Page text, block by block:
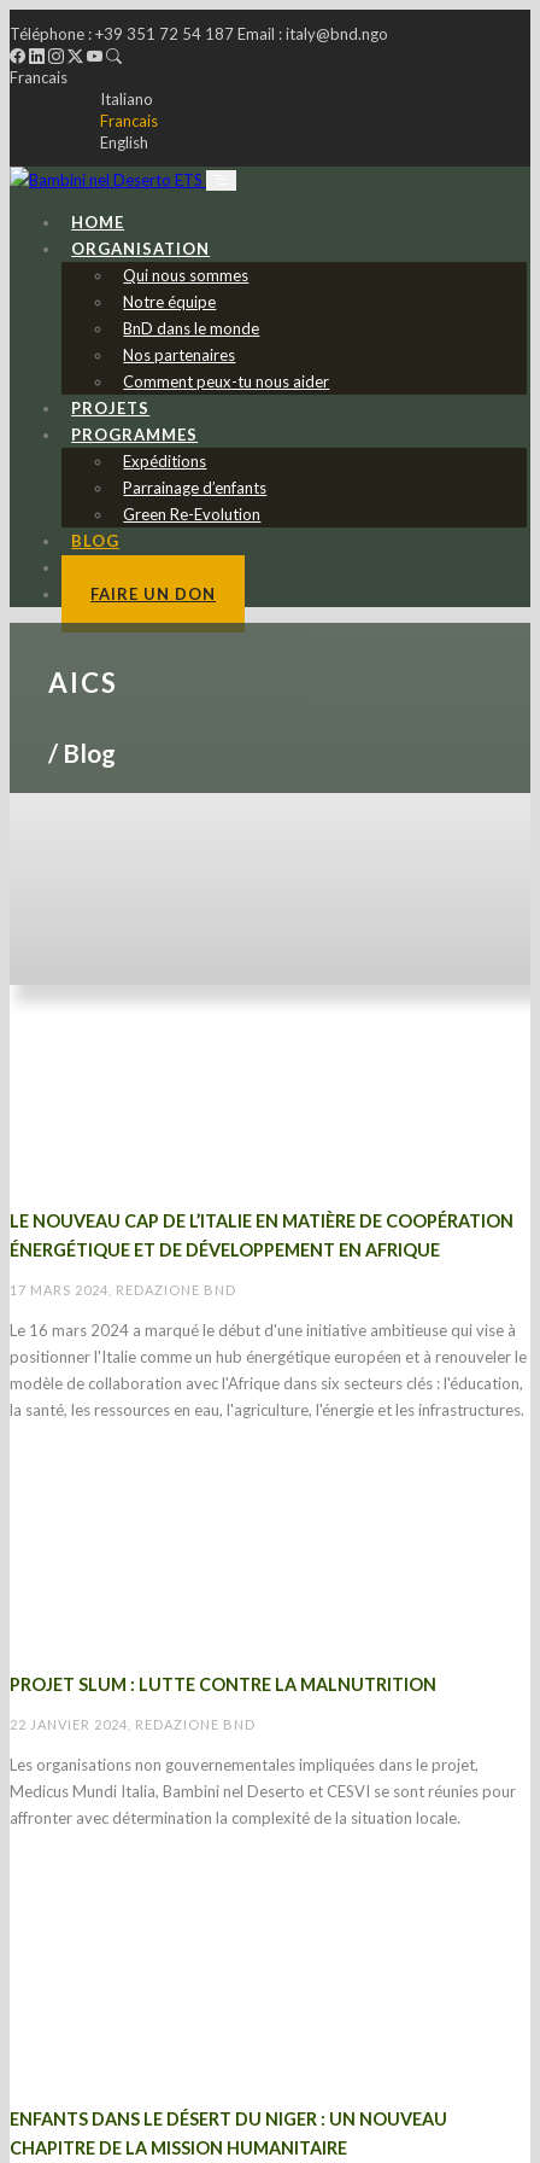
Téléphone :+39 351 72 54 187Email :italy@bnd.ngo
Francais
Italiano
Francais
English
HOME
ORGANISATION
Qui nous sommes
Notre équipe
BnD dans le monde
Nos partenaires
Comment peux-tu nous aider
PROJETS
PROGRAMMES
Expéditions
Parrainage d’enfants
Green Re-Evolution
BLOG
FAIRE UN DON
AICS
/ Blog
LE NOUVEAU CAP DE L’ITALIE EN MATIÈRE DE COOPÉRATION
ÉNERGÉTIQUE ET DE DÉVELOPPEMENT EN AFRIQUE
17 MARS 2024, REDAZIONE BND
Le 16 mars 2024 a marqué le début d'une initiative ambitieuse qui vise à
positionner l'Italie comme un hub énergétique européen et à renouveler le
modèle de collaboration avec l'Afrique dans six secteurs clés : l'éducation,
la santé, les ressources en eau, l'agriculture, l'énergie et les infrastructures.
PROJET SLUM : LUTTE CONTRE LA MALNUTRITION
22 JANVIER 2024, REDAZIONE BND
Les organisations non gouvernementales impliquées dans le projet,
Medicus Mundi Italia, Bambini nel Deserto et CESVI se sont réunies pour
affronter avec détermination la complexité de la situation locale.
ENFANTS DANS LE DÉSERT DU NIGER : UN NOUVEAU
CHAPITRE DE LA MISSION HUMANITAIRE